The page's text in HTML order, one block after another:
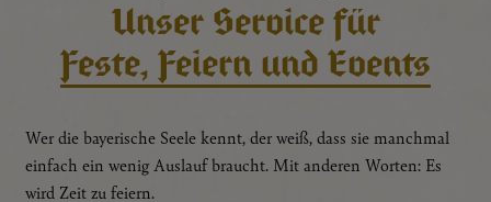
Unser Service für
Feste, Feiern und Events
Wer die bayerische Seele kennt, der weiß, dass sie manchmal
einfach ein wenig Auslauf braucht. Mit anderen Worten: Es
wird Zeit zu feiern.